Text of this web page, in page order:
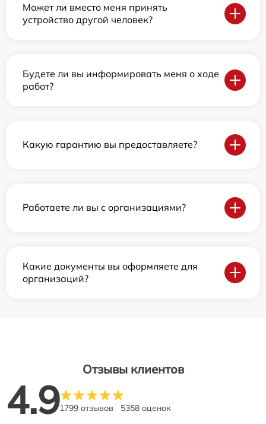
Может ли вместо меня принять
устройство другой человек?
Будете ли вы информировать меня о ходе
работ?
Какую гарантию вы предоставляете?
Работаете ли вы с организациями?
Какие документы вы оформляете для
организаций?
Отзывы клиентов
4.91799 отзывов 5358 оценок